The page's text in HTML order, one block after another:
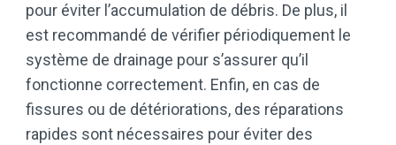
pour éviter l’accumulation de débris. De plus, il
est recommandé de vérifier périodiquement le
système de drainage pour s’assurer qu’il
fonctionne correctement. Enfin, en cas de
fissures ou de détériorations, des réparations
rapides sont nécessaires pour éviter des